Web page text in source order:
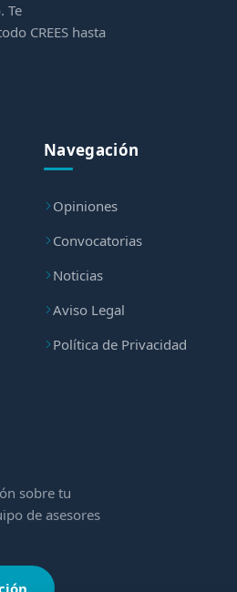
Te
CREES hasta
Navegación
Opiniones
Convocatorias
Noticias
Aviso Legal
Política de Privacidad
sobre tu
de asesores